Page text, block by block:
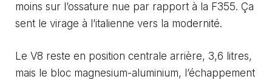
moins sur l’ossature nue par rapport à la F355. Ça
sent le virage à l’italienne vers la modernité.
Le V8 reste en position centrale arrière, 3,6 litres,
mais le bloc magnesium-aluminium, l’échappement